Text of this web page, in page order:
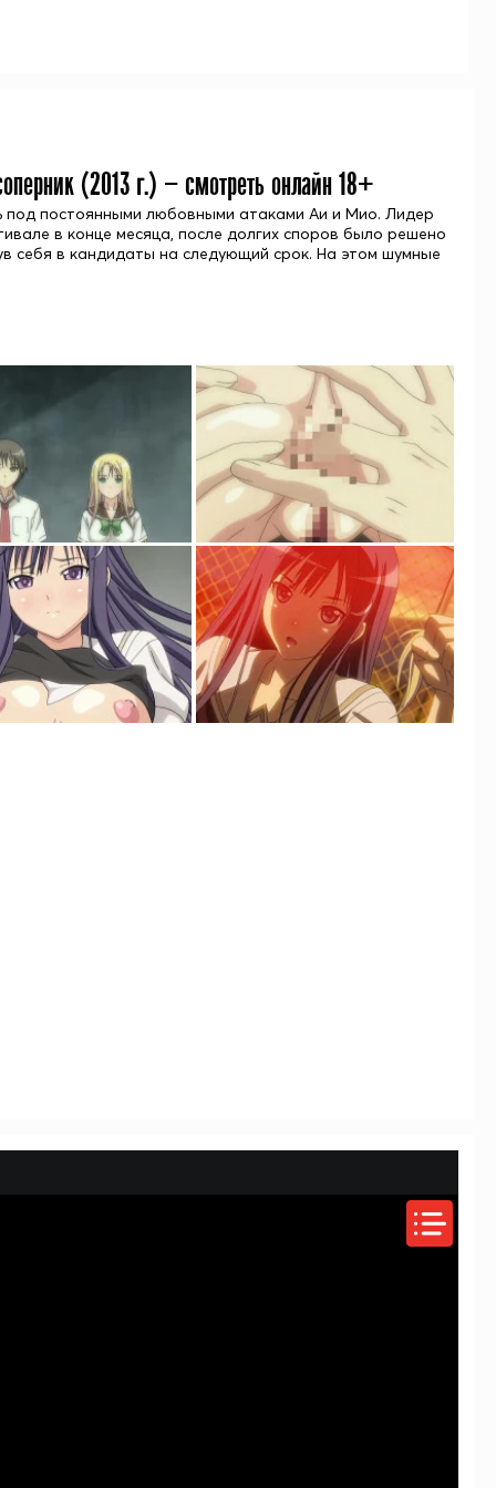
(2013 г.) — смотреть онлайн 18+
под постоянными любовными атаками Аи и Мио. Лидер
в конце месяца, после долгих споров было решено
себя в кандидаты на следующий срок. На этом шумные